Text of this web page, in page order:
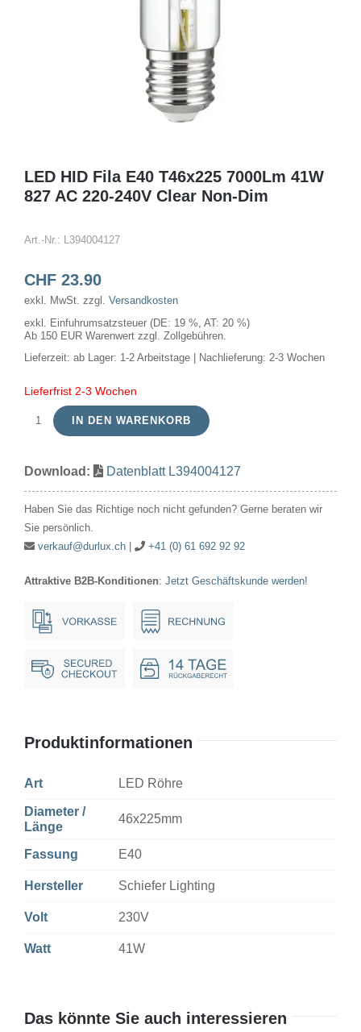
LED HID Fila E40 T46x225 7000Lm 41W
827 AC 220-240V Clear Non-Dim
Art.-Nr.: L394004127
CHF23.90
exkl. MwSt. zzgl. Versandkosten
exkl. Einfuhrumsatzsteuer (DE: 19 %, AT: 20 %)
Ab 150 EUR Warenwert zzgl. Zollgebühren.
Lieferzeit: ab Lager: 1-2 Arbeitstage | Nachlieferung: 2-3 Wochen
Lieferfrist 2-3 Wochen
LED
Fila
T46x225
7000Lm
827
AC
220-
Clear
Menge
IN DEN WARENKORB
Download: Datenblatt L394004127
Haben Sie das Richtige noch nicht gefunden? Gerne beraten wir
Sie persönlich.
verkauf@durlux.ch| +41 (0) 61 692 92 92
Attraktive B2B-Konditionen: Jetzt Geschäftskunde werden!
Produktinformationen
Art LED Röhre
Diameter /
Länge
46x225mm
Fassung E40
Hersteller Schiefer Lighting
Volt 230V
Watt 41W
Das könnte Sie auch interessieren